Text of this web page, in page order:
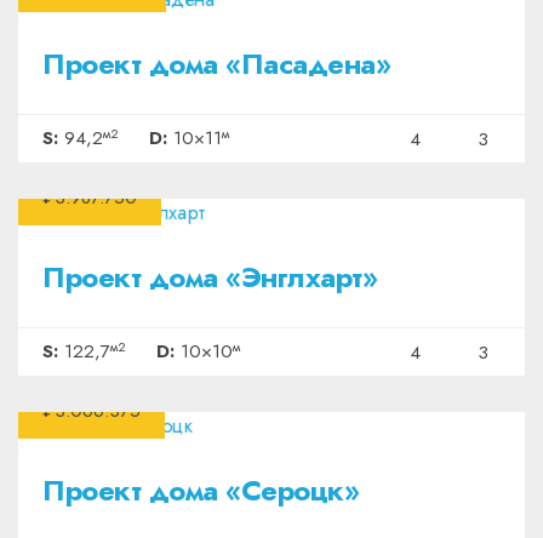
Проект дома «Пасадена»
S: 94,2м2 D: 10×11м 4 3
₽3.987.750
Проект дома «Энглхарт»
S: 122,7м2 D: 10×10м 4 3
₽3.066.375
Проект дома «Сероцк»